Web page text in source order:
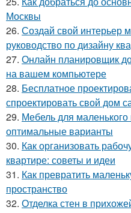
Москвы
26. Создай свой интерьер
руководство по дизайну
27. Онлайн планировщик
на вашем компьютере
28. Бесплатное
спроектировать свой дом
29. Мебель для маленького
оптимальные варианты
30. Как организовать
квартире: советы и идеи
31. Как превратить
пространство
32. Отделка стен в